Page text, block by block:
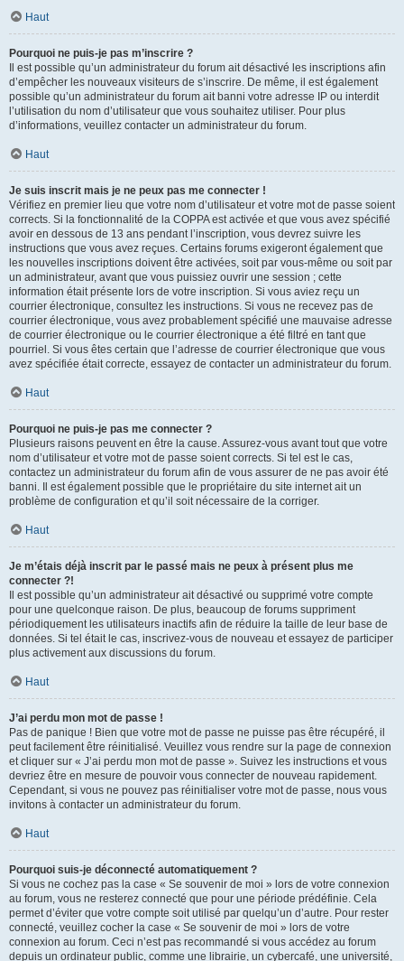
Haut
Pourquoi ne puis-je pas m’inscrire ?
Il est possible qu’un administrateur du forum ait désactivé les inscriptions afin
d’empêcher les nouveaux visiteurs de s’inscrire. De même, il est également
possible qu’un administrateur du forum ait banni votre adresse IP ou interdit
l’utilisation du nom d’utilisateur que vous souhaitez utiliser. Pour plus
d’informations, veuillez contacter un administrateur du forum.
Haut
Je suis inscrit mais je ne peux pas me connecter !
Vérifiez en premier lieu que votre nom d’utilisateur et votre mot de passe soient
corrects. Si la fonctionnalité de la COPPA est activée et que vous avez spécifié
avoir en dessous de 13 ans pendant l’inscription, vous devrez suivre les
instructions que vous avez reçues. Certains forums exigeront également que
les nouvelles inscriptions doivent être activées, soit par vous-même ou soit par
un administrateur, avant que vous puissiez ouvrir une session ; cette
information était présente lors de votre inscription. Si vous aviez reçu un
courrier électronique, consultez les instructions. Si vous ne recevez pas de
courrier électronique, vous avez probablement spécifié une mauvaise adresse
de courrier électronique ou le courrier électronique a été filtré en tant que
pourriel. Si vous êtes certain que l’adresse de courrier électronique que vous
avez spécifiée était correcte, essayez de contacter un administrateur du forum.
Haut
Pourquoi ne puis-je pas me connecter ?
Plusieurs raisons peuvent en être la cause. Assurez-vous avant tout que votre
nom d’utilisateur et votre mot de passe soient corrects. Si tel est le cas,
contactez un administrateur du forum afin de vous assurer de ne pas avoir été
banni. Il est également possible que le propriétaire du site internet ait un
problème de configuration et qu’il soit nécessaire de la corriger.
Haut
Je m’étais déjà inscrit par le passé mais ne peux à présent plus me
connecter ?!
Il est possible qu’un administrateur ait désactivé ou supprimé votre compte
pour une quelconque raison. De plus, beaucoup de forums suppriment
périodiquement les utilisateurs inactifs afin de réduire la taille de leur base de
données. Si tel était le cas, inscrivez-vous de nouveau et essayez de participer
plus activement aux discussions du forum.
Haut
J’ai perdu mon mot de passe !
Pas de panique ! Bien que votre mot de passe ne puisse pas être récupéré, il
peut facilement être réinitialisé. Veuillez vous rendre sur la page de connexion
et cliquer sur « J’ai perdu mon mot de passe ». Suivez les instructions et vous
devriez être en mesure de pouvoir vous connecter de nouveau rapidement.
Cependant, si vous ne pouvez pas réinitialiser votre mot de passe, nous vous
invitons à contacter un administrateur du forum.
Haut
Pourquoi suis-je déconnecté automatiquement ?
Si vous ne cochez pas la case « Se souvenir de moi » lors de votre connexion
au forum, vous ne resterez connecté que pour une période prédéfinie. Cela
permet d’éviter que votre compte soit utilisé par quelqu’un d’autre. Pour rester
connecté, veuillez cocher la case « Se souvenir de moi » lors de votre
connexion au forum. Ceci n’est pas recommandé si vous accédez au forum
depuis un ordinateur public, comme une librairie, un cybercafé, une université,